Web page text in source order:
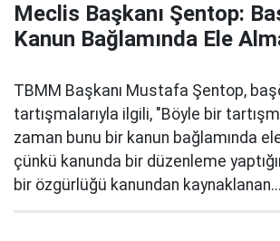
Meclis Başkanı Şentop:
Kanun Bağlamında Ele
TBMM Başkanı Mustafa Şentop,
tartışmalarıyla ilgili, "Böyle bir
zaman bunu bir kanun bağlamında
çünkü kanunda bir düzenleme
bir özgürlüğü kanundan kaynaklanan...